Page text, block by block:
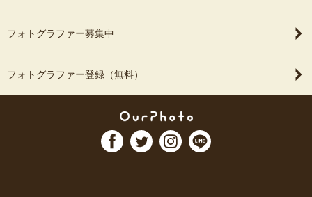
フォトグラファー募集中
フォトグラファー登録（無料）